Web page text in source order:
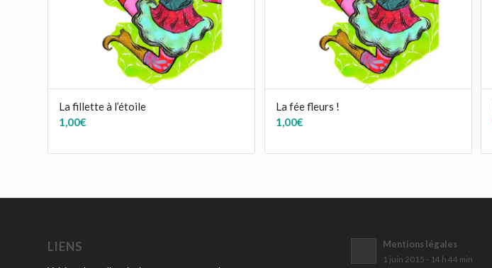
La fillette à l’étoile
1,00€
La fée fleurs !
1,00€
LIENS Mentions légales
1 juin 2015 - 14 h 44 min